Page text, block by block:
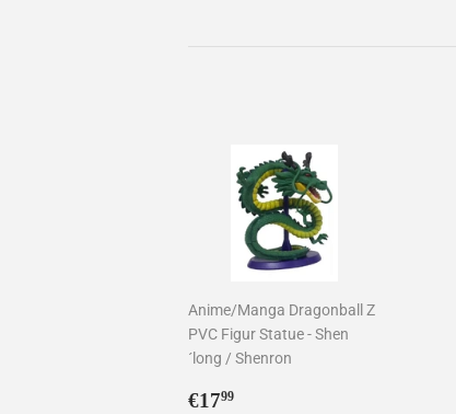
Anime/Manga Dragonball Z
PVC Figur Statue - Shen
´long / Shenron
Normaler
€1799